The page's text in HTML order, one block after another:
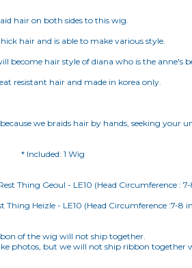
hair on both sides to this wig.
hair and is able to make various style.
become hair style of diana who is the anne's
resistant hair and made in korea only.
we braids hair by hands, seeking your
* Included: 1 Wig
Thing Heizle - LE10 (Head Circumference :7-8
of the wig will not ship together.